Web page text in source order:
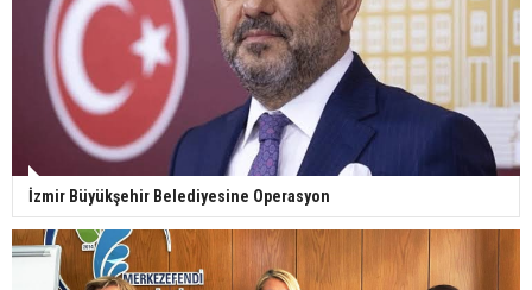
İzmir Büyükşehir Belediyesine Operasyon